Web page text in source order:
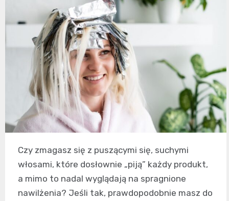
Czy zmagasz się z puszącymi się, suchymi
włosami, które dosłownie „piją” każdy produkt,
a mimo to nadal wyglądają na spragnione
nawilżenia? Jeśli tak, prawdopodobnie masz do